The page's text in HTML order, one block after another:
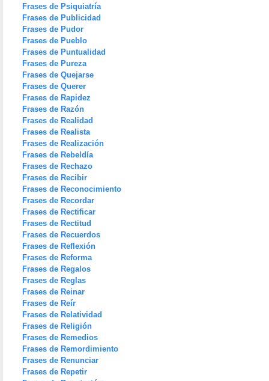
Frases de Psiquiatría
Frases de Publicidad
Frases de Pudor
Frases de Pueblo
Frases de Puntualidad
Frases de Pureza
Frases de Quejarse
Frases de Querer
Frases de Rapidez
Frases de Razón
Frases de Realidad
Frases de Realista
Frases de Realización
Frases de Rebeldía
Frases de Rechazo
Frases de Recibir
Frases de Reconocimiento
Frases de Recordar
Frases de Rectificar
Frases de Rectitud
Frases de Recuerdos
Frases de Reflexión
Frases de Reforma
Frases de Regalos
Frases de Reglas
Frases de Reinar
Frases de Reír
Frases de Relatividad
Frases de Religión
Frases de Remedios
Frases de Remordimiento
Frases de Renunciar
Frases de Repetir